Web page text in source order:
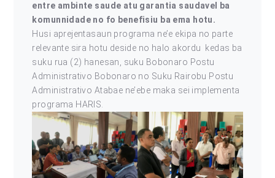
entre ambinte saude atu garantia saudavel ba
komunnidade no fo benefisiu ba ema hotu.
Husi aprejentasaun programa ne’e ekipa no parte
relevante sira hotu deside no halo akordu kedas ba
suku rua (2) hanesan, suku Bobonaro Postu
Administrativo Bobonaro no Suku Rairobu Postu
Administrativo Atabae ne’ebe maka sei implementa
programa HARIS.